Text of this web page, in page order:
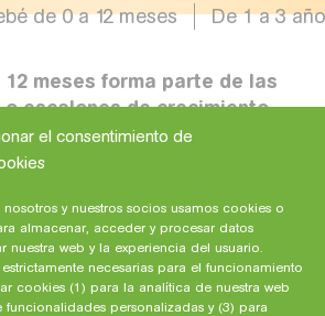
el consentimiento de
y nuestros socios usamos cookies o
almacenar, acceder y procesar datos
nuestra web y la experiencia del usuario.
necesarias para el funcionamiento
cookies (1) para la analítica de nuestra web
personalizadas y (3) para
de 0 a 12 meses De 1 a 3
meses forma parte de las
escalones de crecimiento,
del peque en los que
menos o que el alimento que
de irritabilidad, llanto,
comer… Al año de edad se
estas crisis, descubre en qué
debes actuar ante ella.